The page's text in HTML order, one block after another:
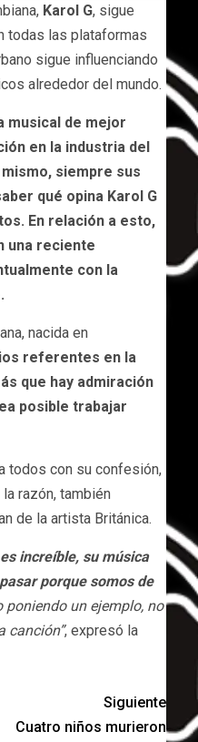
Karol G, sigue
todas las plataformas
sigue influenciando
alrededor del mundo.
musical de mejor
en la industria del
siempre sus
qué opina Karol G
En relación a esto,
una reciente
con la
nacida en
referentes en la
que hay admiración
posible trabajar
todos con su confesión,
razón, también
de la artista Británica.
increíble, su música
porque somos de
poniendo un ejemplo, no
canción”, expresó la
Siguiente
Cuatro niños murieron